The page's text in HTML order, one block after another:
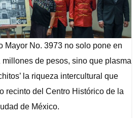
Mayor No. 3973 no solo pone en
de pesos, sino que plasma
la riqueza intercultural que
recinto del Centro Histórico de la
de México.